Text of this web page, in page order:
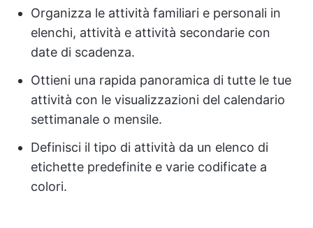
Organizza le attività familiari e personali in
elenchi, attività e attività secondarie con
date di scadenza.
Ottieni una rapida panoramica di tutte le tue
attività con le visualizzazioni del calendario
settimanale o mensile.
Definisci il tipo di attività da un elenco di
etichette predefinite e varie codificate a
colori.